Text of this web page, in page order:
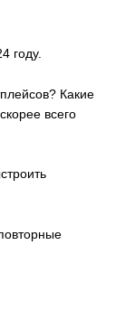
году.
Какие
всего